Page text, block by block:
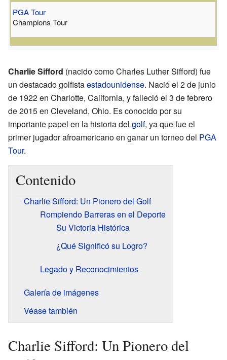
PGA Tour
Champions Tour
Charlie Sifford (nacido como Charles Luther Sifford) fue
un destacado golfistaestadounidense. Nació el 2 de junio
de 1922 en Charlotte, California, y falleció el 3 de febrero
de 2015 en Cleveland, Ohio. Es conocido por su
importante papel en la historia del golf, ya que fue el
primer jugador afroamericano en ganar un torneo del PGA
Tour.
Contenido
Charlie Sifford: Un Pionero del Golf
Rompiendo Barreras en el Deporte
Su Victoria Histórica
¿Qué Significó su Logro?
Legado y Reconocimientos
Galería de imágenes
Véase también
Charlie Sifford: Un Pionero del